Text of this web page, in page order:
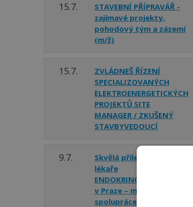
15.7.
STAVEBNÍ PŘÍPRAVÁŘ -
zajímavé projekty,
pohodový tým a zázemí
(m/ž)
15.7.
ZVLÁDNEŠ ŘÍZENÍ
SPECIALIZOVANÝCH
ELEKTROENERGETICKÝCH
PROJEKTŮ SITE
MANAGER / ZKUŠENÝ
STAVBYVEDOUCÍ
9.7.
Skvělá příležitost pro
lékaře
ENDOKRINOLOGA (m/ž)
v Praze – možnosti
spolupráce dohodou